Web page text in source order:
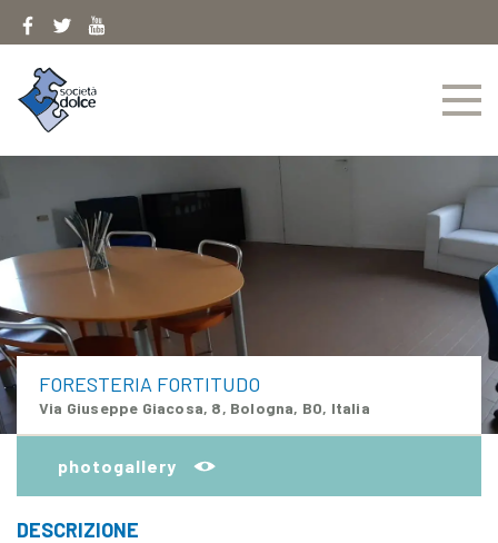
FORESTERIA FORTITUDO
Via Giuseppe Giacosa, 8, Bologna, BO, Italia
photogallery
DESCRIZIONE